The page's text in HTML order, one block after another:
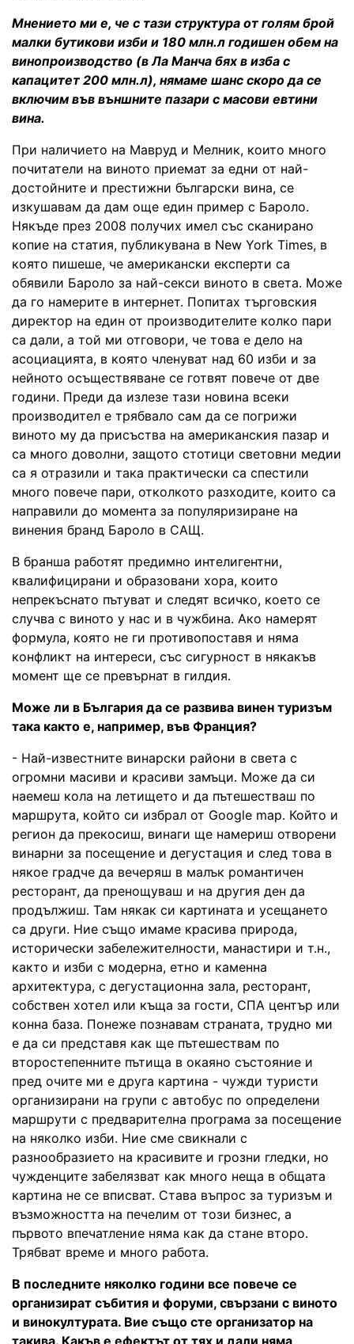
Мнението ми е, че с тази структура от голям брой
малки бутикови изби и 180 млн.л годишен обем на
винопроизводство (в Ла Манча бях в изба с
капацитет 200 млн.л), нямаме шанс скоро да се
включим във външните пазари с масови евтини
вина.
При наличието на Мавруд и Мелник, които много
почитатели на виното приемат за едни от най-
достойните и престижни български вина, се
изкушавам да дам още един пример с Бароло.
Някъде през 2008 получих имел със сканирано
копие на статия, публикувана в New York Times, в
която пишеше, че американски експерти са
обявили Бароло за най-секси виното в света. Може
да го намерите в интернет. Попитах търговския
директор на един от производителите колко пари
са дали, а той ми отговори, че това е дело на
асоциацията, в която членуват над 60 изби и за
нейното осъществяване се готвят повече от две
години. Преди да излезе тази новина всеки
производител е трябвало сам да се погрижи
виното му да присъства на американския пазар и
са много доволни, защото стотици световни медии
са я отразили и така практически са спестили
много повече пари, отколкото разходите, които са
направили до момента за популяризиране на
винения бранд Бароло в САЩ.
В бранша работят предимно интелигентни,
квалифицирани и образовани хора, които
непрекъснато пътуват и следят всичко, което се
случва с виното у нас и в чужбина. Ако намерят
формула, която не ги противопоставя и няма
конфликт на интереси, със сигурност в някакъв
момент ще се превърнат в гилдия.
Може ли в България да се развива винен туризъм
така както е, например, във Франция?
- Най-известните винарски райони в света с
огромни масиви и красиви замъци. Може да си
наемеш кола на летището и да пътешестваш по
маршрута, който си избрал от Google map. Който и
регион да прекосиш, винаги ще намериш отворени
винарни за посещение и дегустация и след това в
някое градче да вечеряш в малък романтичен
ресторант, да пренощуваш и на другия ден да
продължиш. Там някак си картината и усещането
са други. Ние също имаме красива природа,
исторически забележителности, манастири и т.н.,
както и изби с модерна, етно и каменна
архитектура, с дегустационна зала, ресторант,
собствен хотел или къща за гости, СПА център или
конна база. Понеже познавам страната, трудно ми
е да си представя как ще пътешествам по
второстепенните пътища в окаяно състояние и
пред очите ми е друга картина - чужди туристи
организирани на групи с автобус по определени
маршрути с предварителна програма за посещение
на няколко изби. Ние сме свикнали с
разнообразието на красивите и грозни гледки, но
чужденците забелязват как много неща в общата
картина не се вписват. Става въпрос за туризъм и
възможността на печелим от този бизнес, а
първото впечатление няма как да стане второ.
Трябват време и много работа.
В последните няколко години все повече се
организират събития и форуми, свързани с виното
и винокултурата. Вие също сте организатор на
такива. Какъв е ефектът от тях и дали няма